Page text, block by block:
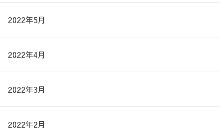
2022年5月
2022年4月
2022年3月
2022年2月